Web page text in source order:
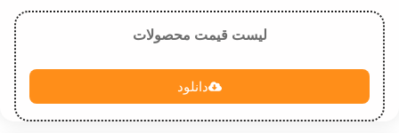
لیست قیمت محصولات
دانلود